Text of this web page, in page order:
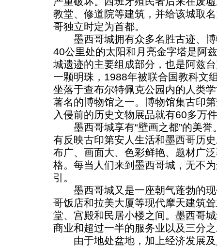
教堂、修道院等建筑，并给该城取
哥独立时定为首都。
墨西哥城拥有众多名胜古迹、博
40公里处的太阳和月亮金字塔是阿
城遗迹的主要组成部分，也是阿兹
一颗明珠，1988年被联合国教科文
坐落于查布尔特佩克公园内的人类
著名的博物馆之一。博物馆集古印
入侵前的历史文物展品就有60多万
墨西哥城享有“壁画之都”的美誉
有反映古印第安人生活和墨西哥历
布广、画面大、色彩鲜艳、题材广
格。每当人们来到墨西哥城，无不
引。
墨西哥城又是一座朝气蓬勃的现
哥饭店和拉美大厦等现代摩天建筑
堂、宫殿和民居小楼之间。墨西哥
商业和超过一半的服务业以及三分
由于地处盆地，加上经济发展及